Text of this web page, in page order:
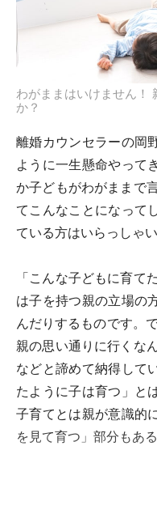
わがままはいけません！
か？
離婚カウンセラーの岡
ように一生懸命やって
か子どもがわがままで
てこんなことになって
ている方はいらっしゃ
「こんな子どもに育て
は子を持つ親の立場の
んだりするものです。
親の思い通りに行くな
などと諦めて納得して
たように子は育つ」と
子育てとは親が意識的
を見て育つ」部分もあ